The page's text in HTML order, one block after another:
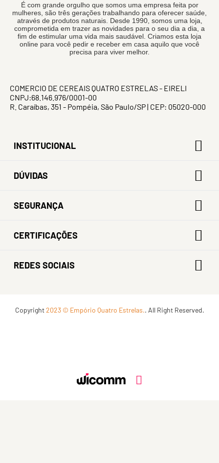
É com grande orgulho que somos uma empresa feita por
mulheres, são três gerações trabalhando para oferecer saúde,
através de produtos naturais. Desde 1990, somos uma loja,
comprometida em trazer as novidades para o seu dia a dia, a
fim de estimular uma vida mais saudável. Criamos esta loja
online para você pedir e receber em casa aquilo que você
precisa para viver melhor.
COMERCIO DE CEREAIS QUATRO ESTRELAS - EIRELI
CNPJ:68.146.976/0001-00
R. Caraíbas, 351 - Pompéia, São Paulo/SP | CEP: 05020-000
INSTITUCIONAL
DÚVIDAS
SEGURANÇA
CERTIFICAÇÕES
REDES SOCIAIS
Copyright2023 © Empório Quatro Estrelas.. All Right Reserved.